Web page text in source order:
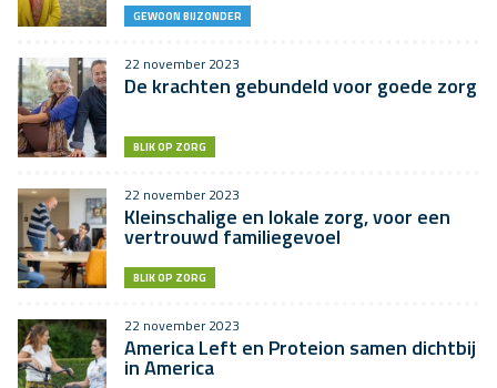
GEWOON BIJZONDER
22 november 2023
De krachten gebundeld voor goede zorg
BLIK OP ZORG
22 november 2023
Kleinschalige en lokale zorg, voor een
vertrouwd familiegevoel
BLIK OP ZORG
22 november 2023
America Left en Proteion samen dichtbij
in America